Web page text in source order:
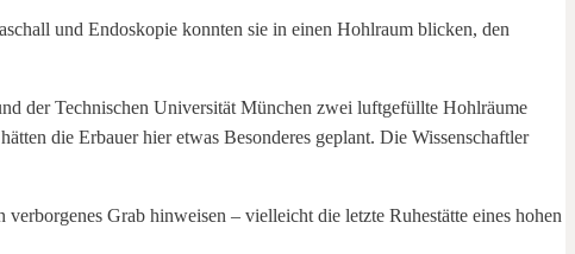
und Endoskopie konnten sie in einen Hohlraum blicken, den
der Technischen Universität München zwei luftgefüllte Hohlräume
die Erbauer hier etwas Besonderes geplant. Die Wissenschaftler
Grab hinweisen – vielleicht die letzte Ruhestätte eines hohen